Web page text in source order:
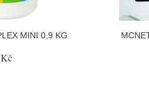
MINI 0,9 KG